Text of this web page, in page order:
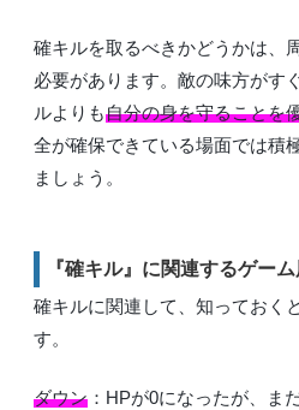
確キルを取るべきかどうかは、
必要があります。敵の味方がす
ルよりも自分の身を守ることを
全が確保できている場面では積
ましょう。
『確キル』に関連するゲー
確キルに関連して、知っておく
す。
ダウン ：HPが0になったが、ま